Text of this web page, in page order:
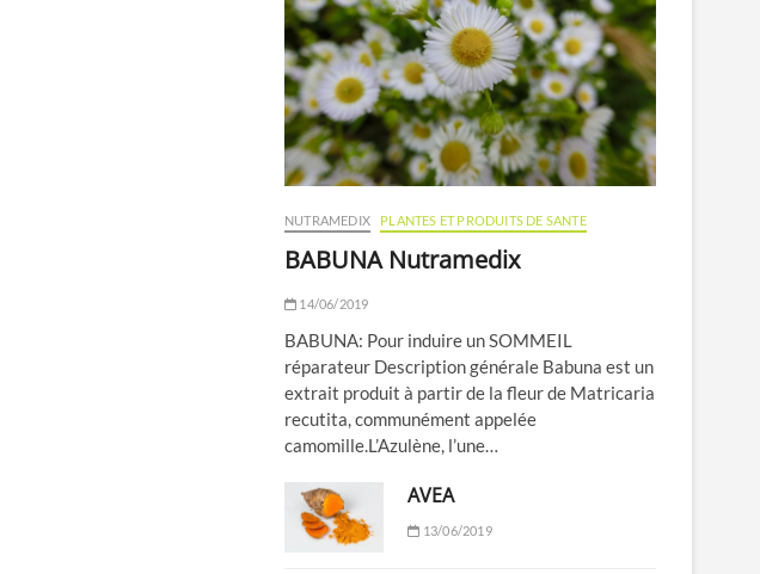
NUTRAMEDIX PLANTES ET PRODUITS DE SANTE
BABUNA Nutramedix
14/06/2019
BABUNA: Pour induire un SOMMEIL
réparateur Description générale Babuna est un
extrait produit à partir de la fleur de Matricaria
recutita, communément appelée
camomille.L’Azulène, l’une…
AVEA
13/06/2019